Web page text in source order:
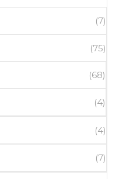
(7)
(75)
(68)
(4)
(4)
(7)